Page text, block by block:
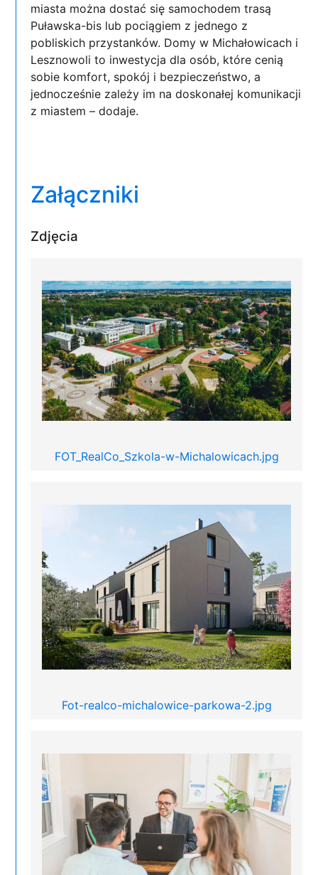
miasta można dostać się samochodem trasą
Puławska-bis lub pociągiem z jednego z
pobliskich przystanków. Domy w Michałowicach i
Lesznowoli to inwestycja dla osób, które cenią
sobie komfort, spokój i bezpieczeństwo, a
jednocześnie zależy im na doskonałej komunikacji
z miastem – dodaje.
Załączniki
Zdjęcia
FOT_RealCo_Szkola-w-Michalowicach.jpg
Fot-realco-michalowice-parkowa-2.jpg